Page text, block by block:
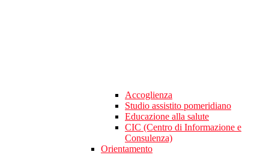
Accoglienza
Studio assistito pomeridiano
Educazione alla salute
CIC (Centro di Informazione e
Consulenza)
Orientamento